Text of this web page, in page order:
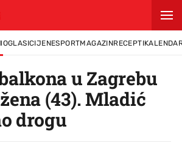
OGLASICIJENESPORTMAGAZINRECEPTI
u Zagrebu
(43). Mladić
drogu